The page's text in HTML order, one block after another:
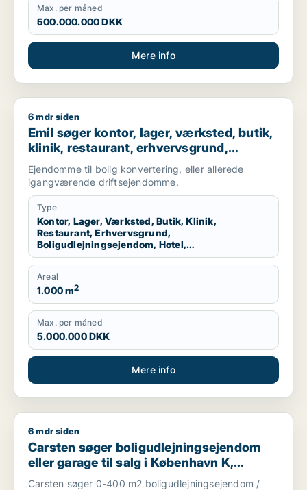
Max. per måned
500.000.000 DKK
Mere info
Emil søger kontor, lager, værksted, butik, klinik,
6 mdr siden
Emil søger kontor, lager, værksted, butik,
klinik, restaurant, erhvervsgrund,
boligudlejningsejendom, hotel,
produktionslokaler eller garage til salg i
Nordsjælland
Ejendomme til bolig konvertering, eller allerede
igangværende driftsejendomme.
Type
Kontor, Lager, Værksted, Butik, Klinik,
Restaurant, Erhvervsgrund,
Boligudlejningsejendom, Hotel,
Produktionslokaler, Garage
Areal
1.000 m2
Max. per måned
5.000.000 DKK
Mere info
Carsten søger boligudlejningsejendom eller garage til salg i
6 mdr siden
Carsten søger boligudlejningsejendom
eller garage til salg i København K,
Vesterbro eller Østerbro m.fl.
Carsten søger 0-400 m2 boligudlejningsejendom /